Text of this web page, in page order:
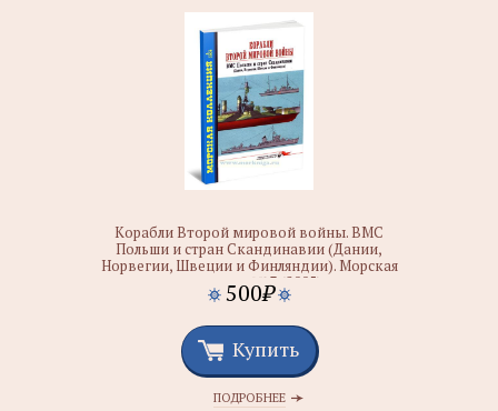
Корабли Второй мировой войны. ВМС
Польши и стран Скандинавии (Дании,
Норвегии, Швеции и Финляндии). Морская
коллекция №3 (2005)
500₽
Купить
ПОДРОБНЕЕ